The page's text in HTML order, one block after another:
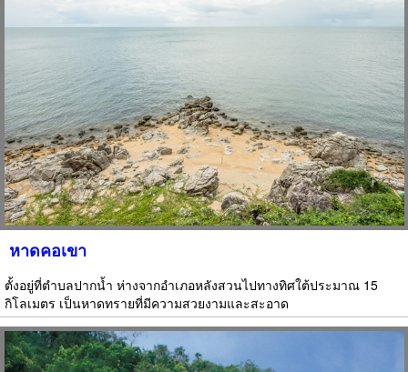
หาดคอเขา
ตั้งอยู่ที่ตำบลปากน้ำ ห่างจากอำเภอหลังสวนไปทางทิศใต้ประมาณ 15
กิโลเมตร เป็นหาดทรายที่มีความสวยงามและสะอาด